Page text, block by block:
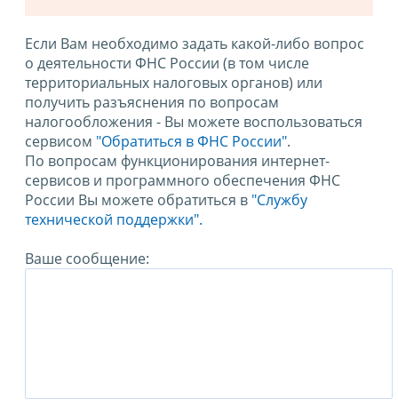
Если Вам необходимо задать какой-либо вопрос
о деятельности ФНС России (в том числе
территориальных налоговых органов) или
получить разъяснения по вопросам
налогообложения - Вы можете воспользоваться
сервисом "Обратиться в ФНС России".
По вопросам функционирования интернет-
сервисов и программного обеспечения ФНС
России Вы можете обратиться в "Службу
технической поддержки".
Ваше сообщение: